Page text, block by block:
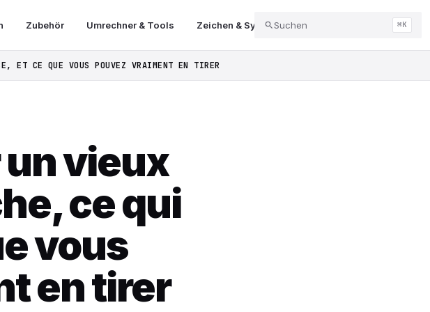
Zubehör Umrechner & Tools Zeichen & Symbole Abo & Kündigung
Suchen ⌘K
ET CE QUE VOUS POUVEZ VRAIMENT EN TIRER
un vieux
ce qui
vous
en tirer